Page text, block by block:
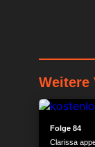
Weitere
Folge 84
Clarissa